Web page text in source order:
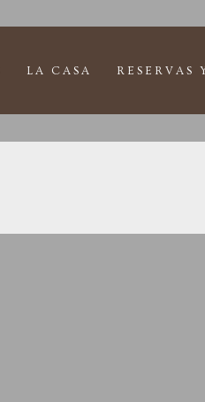
LA CASA RESERVAS